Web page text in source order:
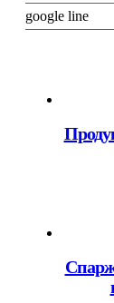
google line